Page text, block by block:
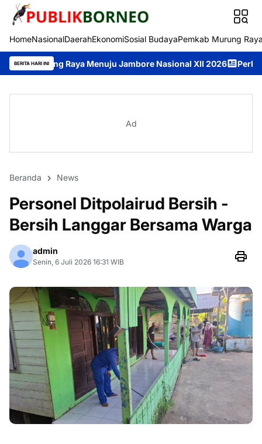
HomeNasionalDaerahEkonomiSosial BudayaPemkab Murung
BERITA HARI INI
Menuju Jambore Nasional XII 2026 Perkuat Mental
Ad
Beranda News
Personel Ditpolairud Bersih -
Bersih Langgar Bersama Warga
admin
Senin, 6 Juli 2026 16:31 WIB